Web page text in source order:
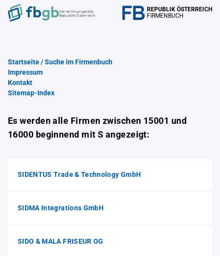
Verrechnungstelle
Republik Österreich
REPUBLIK ÖSTERREICH
FIRMENBUCH
Startseite / Suche im Firmenbuch
Impressum
Kontakt
Sitemap-Index
Es werden alle Firmen zwischen 15001 und
16000 beginnend mit S angezeigt:
SIDENTUS Trade & Technology GmbH
SIDMA Integrations GmbH
SIDO & MALA FRISEUR OG